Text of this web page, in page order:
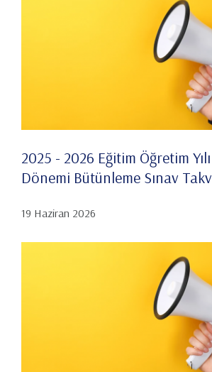
2025 - 2026 Eğitim Öğretim
Dönemi Bütünleme Sınav
19 Haziran 2026